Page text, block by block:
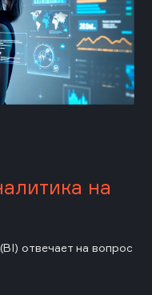
на
отвечает на вопрос